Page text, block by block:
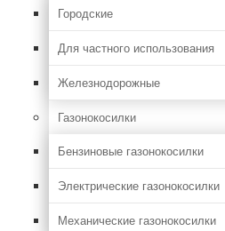
Городские
Для частного использования
Железнодорожные
Газонокосилки
Бензиновые газонокосилки
Электрические газонокосилки
Механические газонокосилки